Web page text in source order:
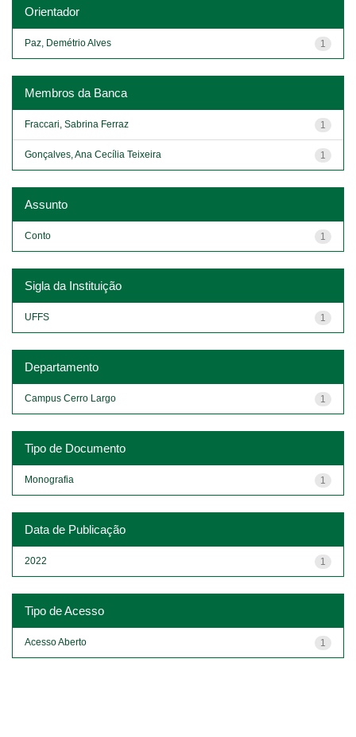
Orientador
1
Paz, Demétrio Alves
Membros da Banca
1
Fraccari, Sabrina Ferraz
1
Gonçalves, Ana Cecília Teixeira
Assunto
1
Conto
Sigla da Instituição
1
UFFS
Departamento
1
Campus Cerro Largo
Tipo de Documento
1
Monografia
Data de Publicação
1
2022
Tipo de Acesso
1
Acesso Aberto